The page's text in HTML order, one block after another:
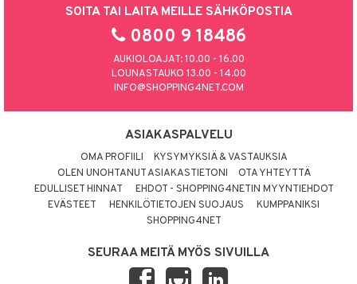
SOITA TAI LAITA MEILLE SÄHKÖPOSTIA
0800 9 18486
AUKIOLOAJAT: 10.00 - 16.00
LOUNASTAUKO 13.00 - 14.00
INFO@SHOPPING4NET.COM
ASIAKASPALVELU
OMA PROFIILI
KYSYMYKSIÄ & VASTAUKSIA
OLEN UNOHTANUT ASIAKASTIETONI
OTA YHTEYTTÄ
EDULLISET HINNAT
EHDOT - SHOPPING4NETIN MYYNTIEHDOT
EVÄSTEET
HENKILÖTIETOJEN SUOJAUS
KUMPPANIKSI
SHOPPING4NET
SEURAA MEITÄ MYÖS SIVUILLA